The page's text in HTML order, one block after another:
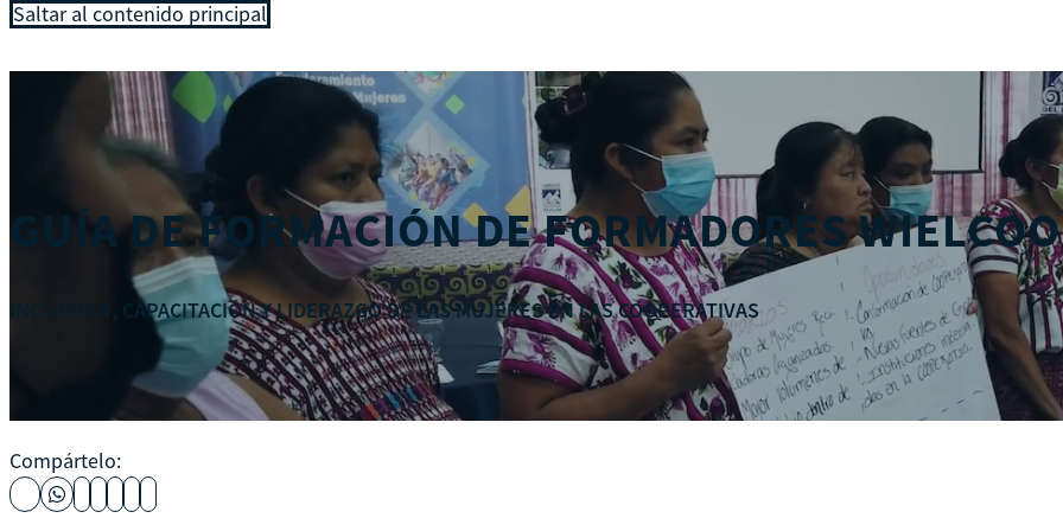
Saltar al contenido principal
GUÍA DE FORMACIÓN DE FORMADORES
INCLUSIÓN, CAPACITACIÓN Y LIDERAZGO DE LAS MUJERES EN LAS COOPERATIVAS
Compártelo: